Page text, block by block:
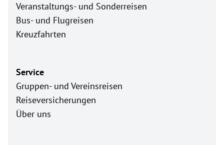
Veranstaltungs- und Sonderreisen
Bus- und Flugreisen
Kreuzfahrten
Service
Gruppen- und Vereinsreisen
Reiseversicherungen
Über uns